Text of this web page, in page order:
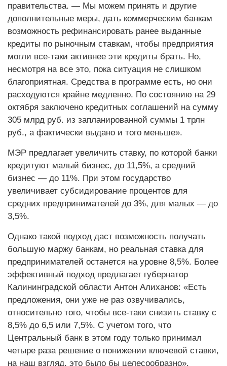
правительства. — Мы можем принять и другие
дополнительные меры, дать коммерческим банкам
возможность рефинансировать ранее выданные
кредиты по рыночным ставкам, чтобы предприятия
могли все-таки активнее эти кредиты брать. Но,
несмотря на все это, пока ситуация не слишком
благоприятная. Средства в программе есть, но они
расходуются крайне медленно. По состоянию на 29
октября заключено кредитных соглашений на сумму
305 млрд руб. из запланированной суммы 1 трлн
руб., а фактически выдано и того меньше».
МЭР предлагает увеличить ставку, по которой банки
кредитуют малый бизнес, до 11,5%, а средний
бизнес — до 11%. При этом государство
увеличивает субсидирование процентов для
средних предпринимателей до 3%, для малых — до
3,5%.
Однако такой подход даст возможность получать
большую маржу банкам, но реальная ставка для
предпринимателей останется на уровне 8,5%. Более
эффективный подход предлагает губернатор
Калининградской области Антон Алиханов: «Есть
предложения, они уже не раз озвучивались,
относительно того, чтобы все-таки снизить ставку с
8,5% до 6,5 или 7,5%. С учетом того, что
Центральный банк в этом году только принимал
четыре раза решение о понижении ключевой ставки,
на наш взгляд, это было бы целесообразно».